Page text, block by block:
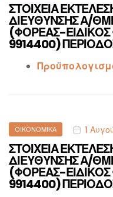
ΣΤΟΙΧΕΙΑ
ΔΙΕΥΘΥΝΣΗΣ Α/
(ΦΟΡΕΑΣ-
9914400)
Categories
ΟΙΚΟΝΟΜΙΚΆ 1
ΣΤΟΙΧΕΙΑ
ΔΙΕΥΘΥΝΣΗΣ Α/
(ΦΟΡΕΑΣ-
9914400)